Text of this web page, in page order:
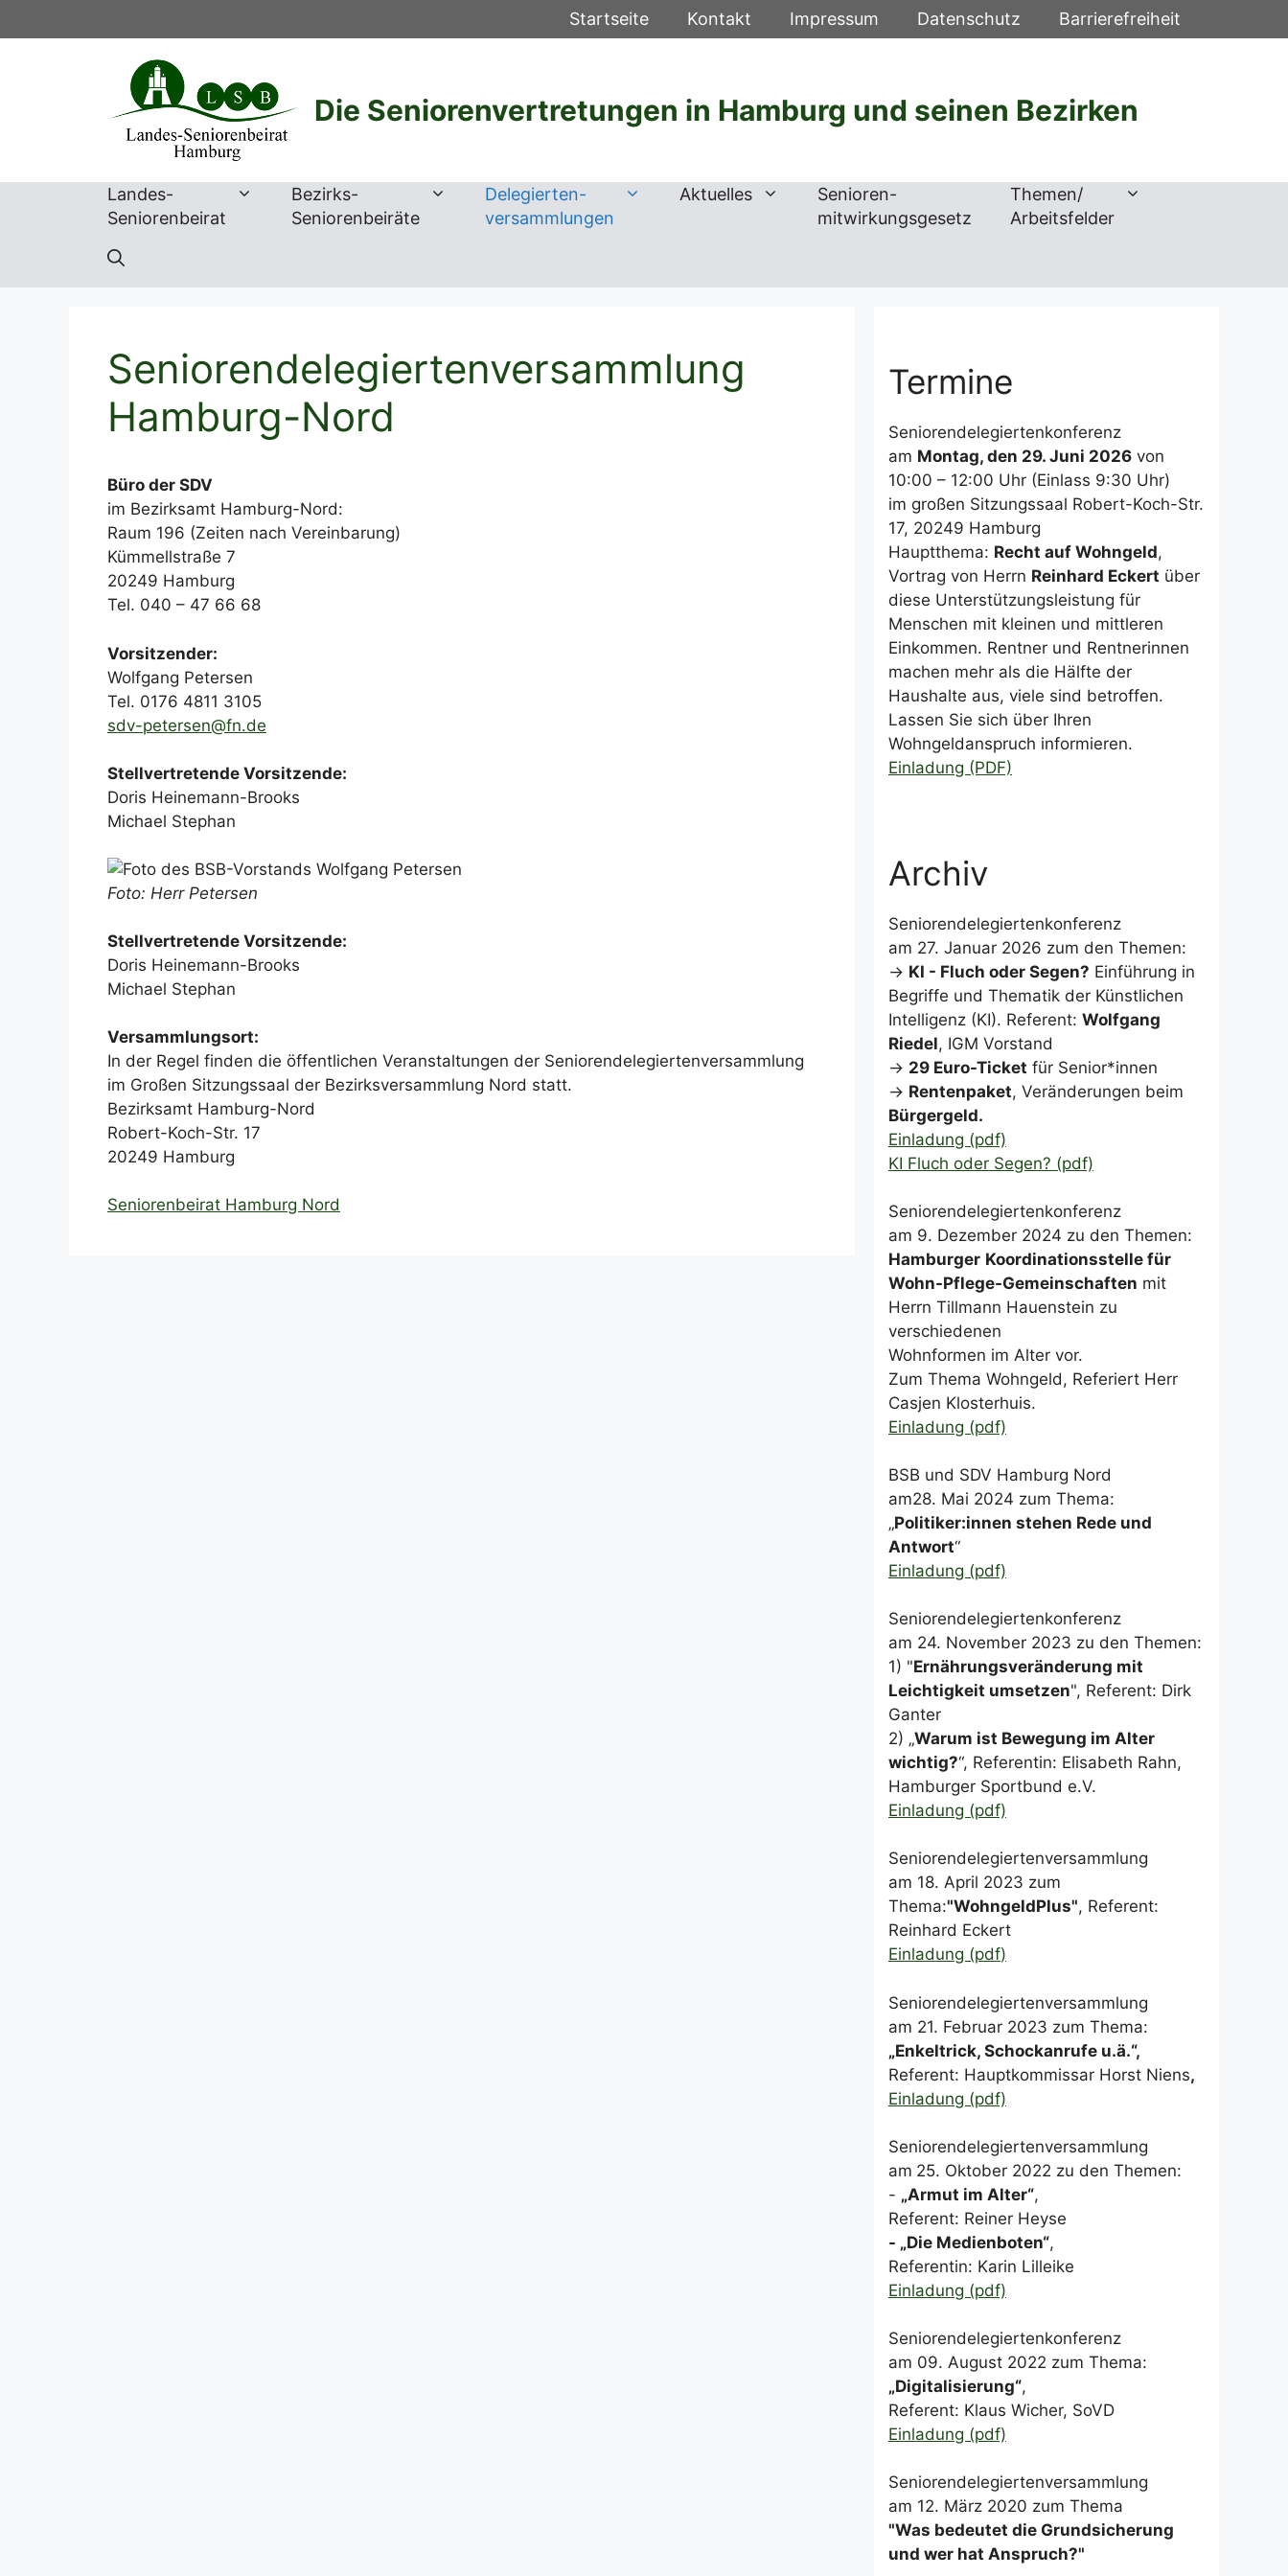
Inhalt
Startseite Kontakt Impressum Datenschutz Barrierefreiheit
Die Seniorenvertretungen in Hamburg und seinen Bezirken
Landes-
Seniorenbeirat
Bezirks-
Seniorenbeiräte
Delegierten-
versammlungen
Aktuelles
Senioren-
mitwirkungsgesetz
Themen/
Arbeitsfelder
Seniorendelegiertenversammlung
Hamburg-Nord
Büro der SDV
im Bezirksamt Hamburg-Nord:
Raum 196 (Zeiten nach Vereinbarung)
Kümmellstraße 7
20249 Hamburg
Tel. 040 – 47 66 68
Vorsitzender:
Wolfgang Petersen
Tel. 0176 4811 3105
sdv-petersen@fn.de
Stellvertretende Vorsitzende:
Doris Heinemann-Brooks
Michael Stephan
Foto: Herr Petersen
Stellvertretende Vorsitzende:
Doris Heinemann-Brooks
Michael Stephan
Versammlungsort:
In der Regel finden die öffentlichen Veranstaltungen der Seniorendelegiertenversammlung
im Großen Sitzungssaal der Bezirksversammlung Nord statt.
Bezirksamt Hamburg-Nord
Robert-Koch-Str. 17
20249 Hamburg
Seniorenbeirat Hamburg Nord
Termine
Seniorendelegiertenkonferenz
am Montag, den 29. Juni 2026 von
10:00 – 12:00 Uhr (Einlass 9:30 Uhr)
im großen Sitzungssaal Robert-Koch-Str.
17, 20249 Hamburg
Hauptthema: Recht auf Wohngeld,
Vortrag von Herrn Reinhard Eckert über
diese Unterstützungsleistung für
Menschen mit kleinen und mittleren
Einkommen. Rentner und Rentnerinnen
machen mehr als die Hälfte der
Haushalte aus, viele sind betroffen.
Lassen Sie sich über Ihren
Wohngeldanspruch informieren.
Einladung (PDF)
Archiv
Seniorendelegiertenkonferenz
am 27. Januar 2026 zum den Themen:
-> KI - Fluch oder Segen? Einführung in
Begriffe und Thematik der Künstlichen
Intelligenz (KI). Referent: Wolfgang
Riedel, IGM Vorstand
-> 29 Euro-Ticket für Senior*innen
-> Rentenpaket, Veränderungen beim
Bürgergeld.
Einladung (pdf)
KI Fluch oder Segen? (pdf)
Seniorendelegiertenkonferenz
am 9. Dezember 2024 zu den Themen:
Hamburger Koordinationsstelle für
Wohn-Pflege-Gemeinschaften mit
Herrn Tillmann Hauenstein zu
verschiedenen
Wohnformen im Alter vor.
Zum Thema Wohngeld, Referiert Herr
Casjen Klosterhuis.
Einladung (pdf)
BSB und SDV Hamburg Nord
am28. Mai 2024 zum Thema:
„Politiker:innen stehen Rede und
Antwort“
Einladung (pdf)
Seniorendelegiertenkonferenz
am 24. November 2023 zu den Themen:
1) "Ernährungsveränderung mit
Leichtigkeit umsetzen", Referent: Dirk
Ganter
2) „Warum ist Bewegung im Alter
wichtig?“, Referentin: Elisabeth Rahn,
Hamburger Sportbund e.V.
Einladung (pdf)
Seniorendelegiertenversammlung
am 18. April 2023 zum
Thema:"WohngeldPlus", Referent:
Reinhard Eckert
Einladung (pdf)
Seniorendelegiertenversammlung
am 21. Februar 2023 zum Thema:
„Enkeltrick, Schockanrufe u.ä.“,
Referent: Hauptkommissar Horst Niens,
Einladung (pdf)
Seniorendelegiertenversammlung
am 25. Oktober 2022 zu den Themen:
- „Armut im Alter“,
Referent: Reiner Heyse
- „Die Medienboten“,
Referentin: Karin Lilleike
Einladung (pdf)
Seniorendelegiertenkonferenz
am 09. August 2022 zum Thema:
„Digitalisierung“,
Referent: Klaus Wicher, SoVD
Einladung (pdf)
Seniorendelegiertenversammlung
am 12. März 2020 zum Thema
"Was bedeutet die Grundsicherung
und wer hat Anspruch?"